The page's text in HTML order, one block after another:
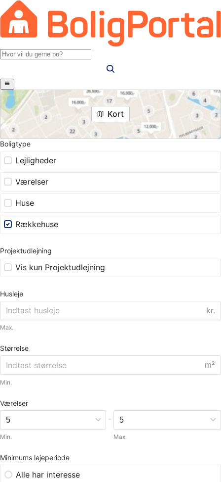
Kort
Boligtype
Lejligheder
Værelser
Huse
Rækkehuse
Projektudlejning
Vis kun Projektudlejning
Husleje
kr.
Max.
Størrelse
m²
Min.
Værelser
Min.
-
Max.
Minimums lejeperiode
Alle har interesse